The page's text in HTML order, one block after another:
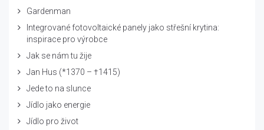
Gardenman
Integrované fotovoltaické panely jako střešní krytina:
inspirace pro výrobce
Jak se nám tu žije
Jan Hus (*1370 – †1415)
Jede to na slunce
Jídlo jako energie
Jídlo pro život